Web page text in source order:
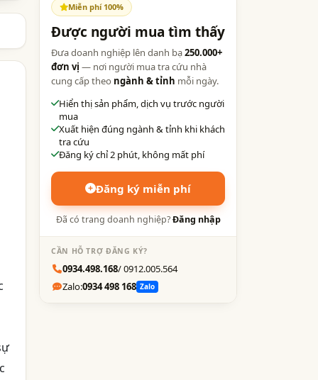
Miễn phí 100%
Được người mua tìm thấy
Đưa doanh nghiệp lên danh bạ250.000+
đơn vị — nơi người mua tra cứu nhà
cung cấp theo ngành & tỉnh mỗi ngày.
Hiển thị sản phẩm, dịch vụ trước người
mua
Xuất hiện đúng ngành & tỉnh khi khách
tra cứu
Đăng ký chỉ 2 phút, không mất phí
Đăng ký miễn phí
Đã có trang doanh nghiệp?Đăng nhập
CẦN HỖ TRỢ ĐĂNG KÝ?
0934.498.168/ 0912.005.564
Zalo:0934 498 168 Zalo